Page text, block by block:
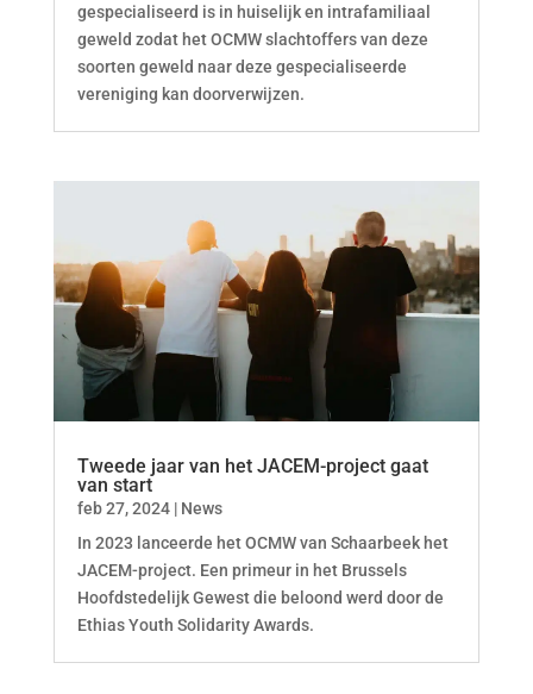
gespecialiseerd is in huiselijk en intrafamiliaal
geweld zodat het OCMW slachtoffers van deze
soorten geweld naar deze gespecialiseerde
vereniging kan doorverwijzen.
Tweede jaar van het JACEM-project gaat
van start
feb 27, 2024| News
In 2023 lanceerde het OCMW van Schaarbeek het
JACEM-project. Een primeur in het Brussels
Hoofdstedelijk Gewest die beloond werd door de
Ethias Youth Solidarity Awards.